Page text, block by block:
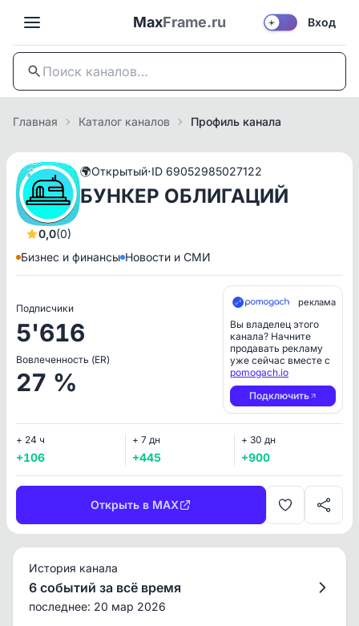
MaxFrame.ru ☀️ Вход
Главная Каталог каналов Профиль канала
0,0(0)
🌍Открытый·ID 69052985027122
БУНКЕР ОБЛИГАЦИЙ
Бизнес и финансы Новости и СМИ
Подписчики
5'616
Вовлеченность (ER)
27 %
реклама
Вы владелец этого
канала? Начните
продавать рекламу
уже сейчас вместе с
pomogach.io
Подключить
+ 24 ч
+106
+ 7 дн
+445
+ 30 дн
+900
Открыть в MAX
История канала
6 событий за всё время
последнее: 20 мар 2026